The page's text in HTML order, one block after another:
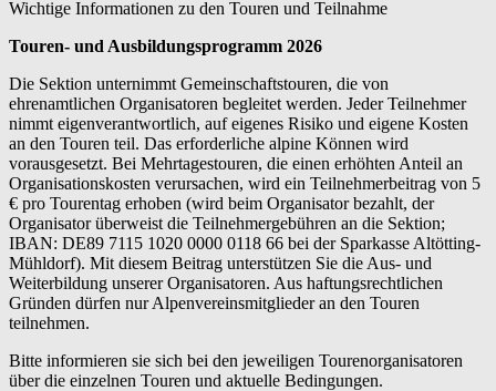
Wichtige Informationen zu den Touren und Teilnahme
Touren- und Ausbildungsprogramm 2026
Die Sektion unternimmt Gemeinschaftstouren, die von
ehrenamtlichen Organisatoren begleitet werden. Jeder Teilnehmer
nimmt eigenverantwortlich, auf eigenes Risiko und eigene Kosten
an den Touren teil. Das erforderliche alpine Können wird
vorausgesetzt. Bei Mehrtagestouren, die einen erhöhten Anteil an
Organisationskosten verursachen, wird ein Teilnehmerbeitrag von 5
€ pro Tourentag erhoben (wird beim Organisator bezahlt, der
Organisator überweist die Teilnehmergebühren an die Sektion;
IBAN: DE89 7115 1020 0000 0118 66 bei der Sparkasse Altötting-
Mühldorf). Mit diesem Beitrag unterstützen Sie die Aus- und
Weiterbildung unserer Organisatoren. Aus haftungsrechtlichen
Gründen dürfen nur Alpenvereinsmitglieder an den Touren
teilnehmen.
Bitte informieren sie sich bei den jeweiligen Tourenorganisatoren
über die einzelnen Touren und aktuelle Bedingungen.